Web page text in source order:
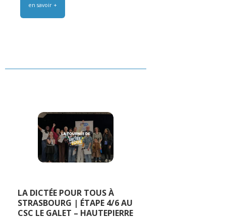
en savoir +
LA DICTÉE POUR TOUS À
STRASBOURG | ÉTAPE 4/6 AU
CSC LE GALET – HAUTEPIERRE